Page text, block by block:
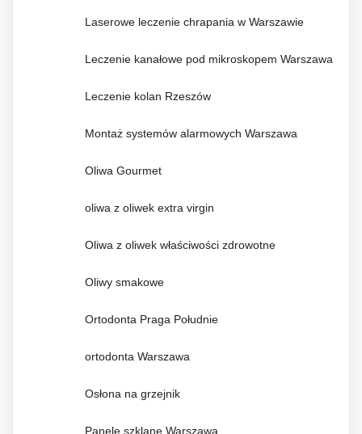
Laserowe leczenie chrapania w Warszawie
Leczenie kanałowe pod mikroskopem Warszawa
Leczenie kolan Rzeszów
Montaż systemów alarmowych Warszawa
Oliwa Gourmet
oliwa z oliwek extra virgin
Oliwa z oliwek właściwości zdrowotne
Oliwy smakowe
Ortodonta Praga Południe
ortodonta Warszawa
Osłona na grzejnik
Panele szklane Warszawa